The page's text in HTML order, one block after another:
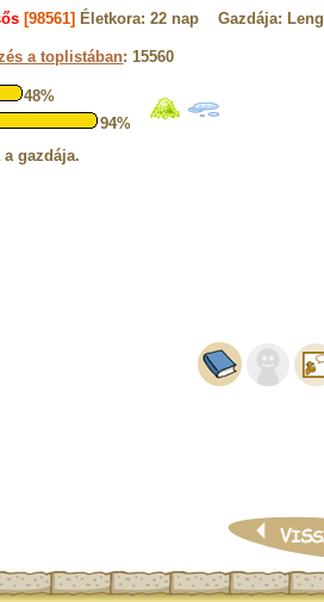
[98561] Életkora: 22 nap Gazdája:
a toplistában: 15560
48%
94%
gazdája.